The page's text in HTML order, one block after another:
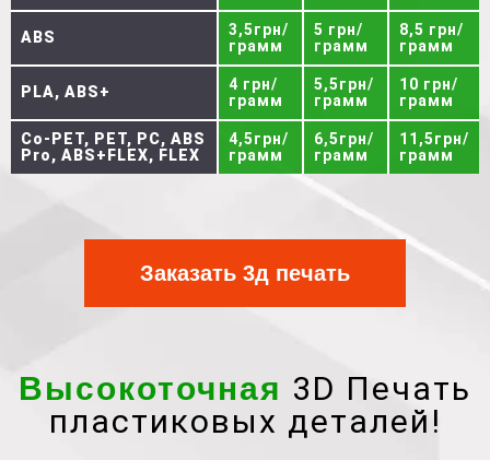
ABS
3,5грн/
грамм
5 грн/
грамм
8,5 грн/
грамм
PLA, ABS+
4 грн/
грамм
5,5грн/
грамм
10 грн/
грамм
Co-PET, PET, PC, ABS
Pro, ABS+FLEX, FLEX
4,5грн/
грамм
6,5грн/
грамм
11,5грн/
грамм
Заказать 3д печать
Высокоточная 3D Печать
пластиковых деталей!